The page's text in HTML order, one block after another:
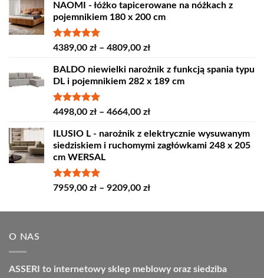
NAOMI - łóżko tapicerowane na nóżkach z
pojemnikiem 180 x 200 cm
Oceniono
4389,00 zł – 4809,00 złZakres
od
4389,00 zł
4809,00 zł
BALDO niewielki narożnik z funkcją spania typu
DL i pojemnikiem 282 x 189 cm
Oceniono
4498,00 zł – 4664,00 złZakres
od
4498,00 zł
ILUSIO L - narożnik z elektrycznie wysuwanym
siedziskiem i ruchomymi zagłówkami 248 x 205
cm WERSAL
Oceniono
7959,00 zł – 9209,00 złZakres
od
O NAS
ASSERI to internetowy sklep meblowy oraz siedziba